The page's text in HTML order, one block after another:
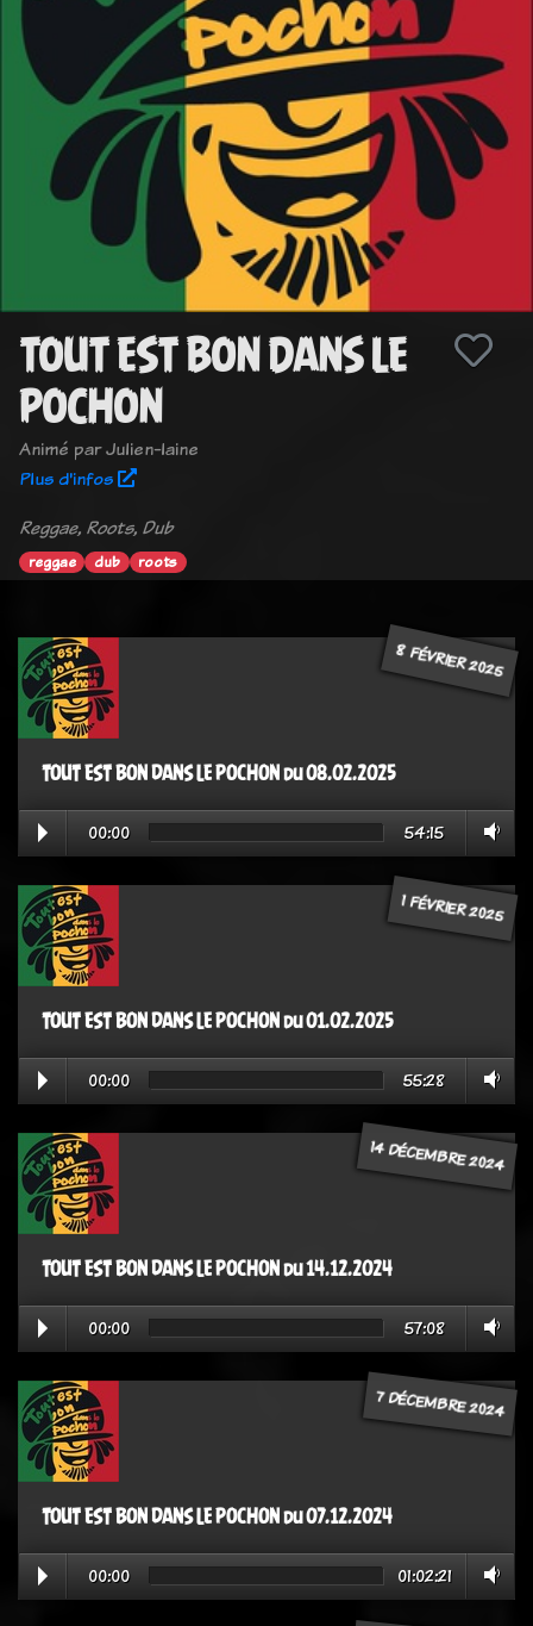
TOUT EST BON DANS LE
POCHON
Animé par Julien-laine
Plus d'infos
Reggae, Roots, Dub
reggae dub roots
8 FÉVRIER 2025
TOUT EST BON DANS LE POCHON du 08.02.2025
00:00 54:15
1 FÉVRIER 2025
TOUT EST BON DANS LE POCHON du 01.02.2025
00:00 55:28
14 DÉCEMBRE 2024
TOUT EST BON DANS LE POCHON du 14.12.2024
00:00 57:08
7 DÉCEMBRE 2024
TOUT EST BON DANS LE POCHON du 07.12.2024
00:00 01:02:21